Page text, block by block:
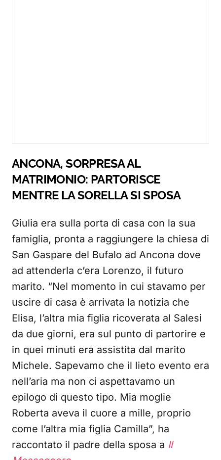
ANCONA, SORPRESA AL
MATRIMONIO: PARTORISCE
MENTRE LA SORELLA SI SPOSA
Giulia era sulla porta di casa con la sua
famiglia, pronta a raggiungere la chiesa di
San Gaspare del Bufalo ad Ancona dove
ad attenderla c’era Lorenzo, il futuro
marito. “Nel momento in cui stavamo per
uscire di casa è arrivata la notizia che
Elisa, l’altra mia figlia ricoverata al Salesi
da due giorni, era sul punto di partorire e
in quei minuti era assistita dal marito
Michele. Sapevamo che il lieto evento era
nell’aria ma non ci aspettavamo un
epilogo di questo tipo. Mia moglie
Roberta aveva il cuore a mille, proprio
come l’altra mia figlia Camilla”, ha
raccontato il padre della sposa a Il